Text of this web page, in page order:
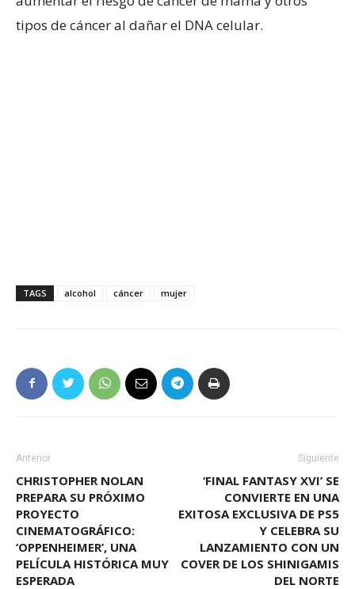
tipos de cáncer al dañar el DNA celular.
TAGS alcohol cáncer mujer
Anterior
CHRISTOPHER NOLAN
PREPARA SU PRÓXIMO
PROYECTO
CINEMATOGRÁFICO:
‘OPPENHEIMER’, UNA
PELÍCULA HISTÓRICA MUY
ESPERADA
Siguiente
‘FINAL FANTASY XVI’ SE
CONVIERTE EN UNA
EXITOSA EXCLUSIVA DE PS5
Y CELEBRA SU
LANZAMIENTO CON UN
COVER DE LOS SHINIGAMIS
DEL NORTE